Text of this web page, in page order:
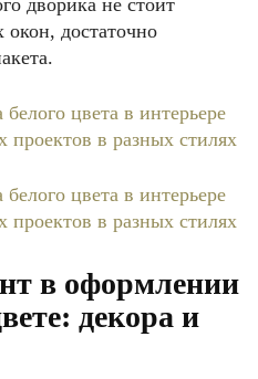
дворика не стоит
достаточно
в оформлении
декора и